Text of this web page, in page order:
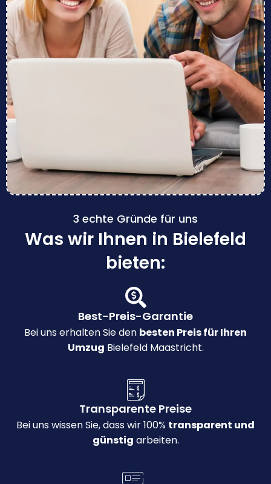
3 echte Gründe für uns
Was wir Ihnen in Bielefeld
bieten:
Best-Preis-Garantie
Bei uns erhalten Sie den besten Preis für Ihren
Umzug Bielefeld Maastricht.
Transparente Preise
Bei uns wissen Sie, dass wir 100% transparent und
günstig arbeiten.